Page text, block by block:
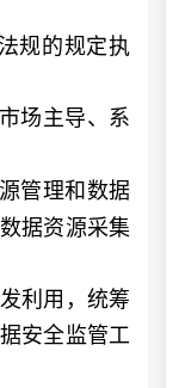
规的规定执
场主导、系
管理和数据
据资源采集
利用，统筹
安全监管工